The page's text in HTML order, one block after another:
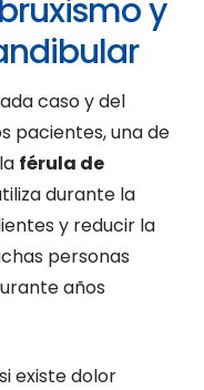
y
caso y del
pacientes, una de
férula de
durante la
y reducir la
personas
años
existe dolor